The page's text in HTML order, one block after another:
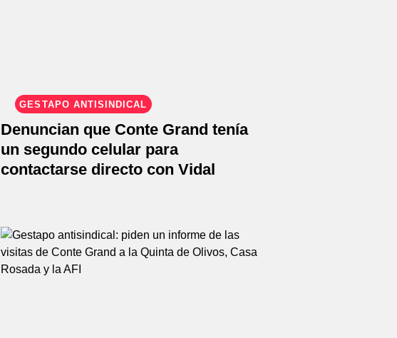
GESTAPO ANTISINDICAL
Denuncian que Conte Grand tenía
un segundo celular para
contactarse directo con Vidal